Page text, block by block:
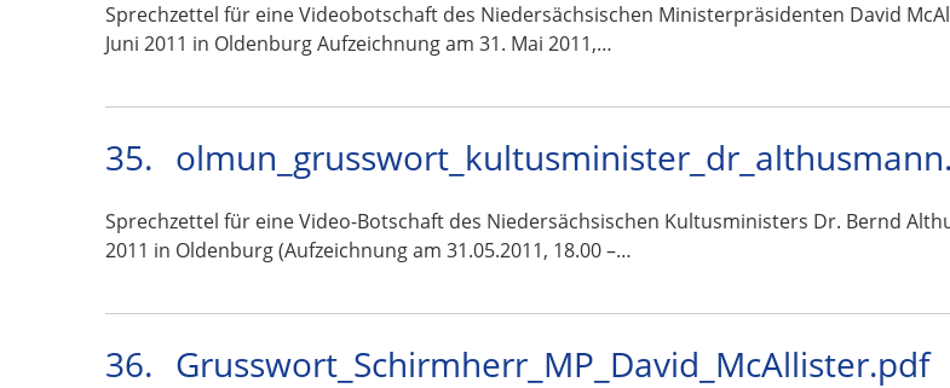
Sprechzettel für eine Videobotschaft des Niedersächsischen Ministerpräsidenten David
Juni 2011 in Oldenburg Aufzeichnung am 31. Mai 2011,…
35.
Sprechzettel für eine Video-Botschaft des Niedersächsischen Kultusministers Dr. Bernd
2011 in Oldenburg (Aufzeichnung am 31.05.2011, 18.00 –…
36. Grusswort_Schirmherr_MP_David_McAllister.pdf